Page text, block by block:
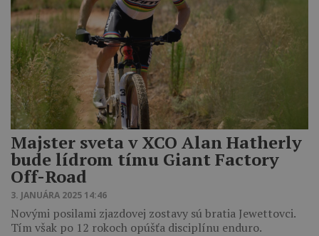
Majster sveta v XCO Alan Hatherly
bude lídrom tímu Giant Factory
Off-Road
3. JANUÁRA 2025 14:46
Novými posilami zjazdovej zostavy sú bratia Jewettovci.
Tím však po 12 rokoch opúšťa disciplínu enduro.